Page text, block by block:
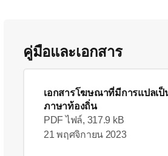
คู่มือและเอกสาร
เอกสารโฆษณาที่มีการแปลเป็
ภาษาท้องถิ่น
PDF ไฟล์, 317.9 kB
21 พฤศจิกายน 2023